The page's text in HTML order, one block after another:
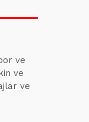
ve
ve
ve